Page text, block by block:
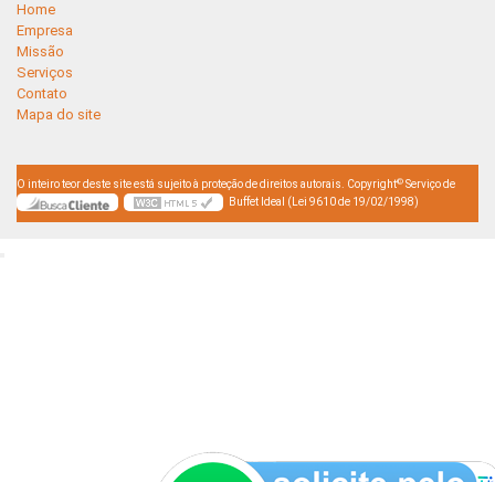
Home
Empresa
Missão
Serviços
Contato
Mapa do site
O inteiro teor deste site está sujeito à proteção de direitos autorais. Copyright© Serviço de
Buffet Ideal (Lei 9610 de 19/02/1998)